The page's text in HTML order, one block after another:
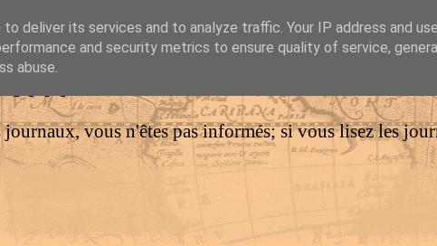
vous n'êtes pas informés; si vous lisez les
deliver its services and to analyze traffic. Your IP address and
and security metrics to ensure quality of service,
abuse.